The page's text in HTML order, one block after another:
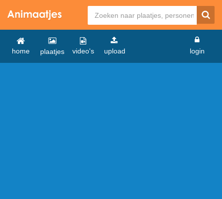
home plaatjes video's upload login